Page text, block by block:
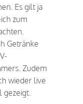
Es gilt ja
zum
Getränke
Zudem
wieder live
gezeigt.